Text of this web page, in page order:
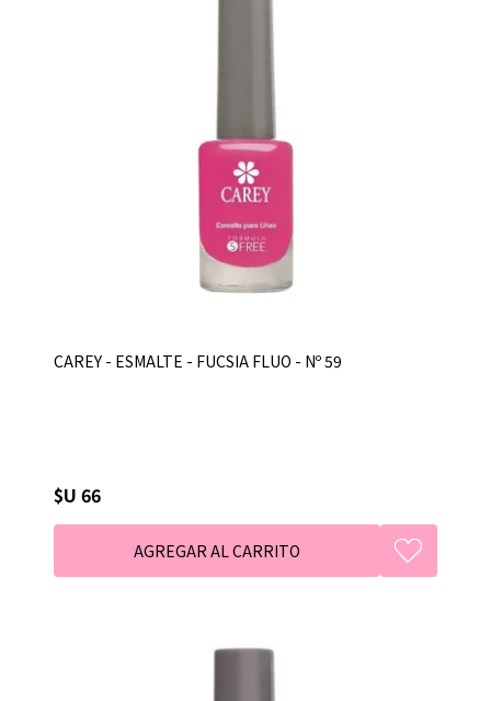
CAREY - ESMALTE - FUCSIA FLUO - Nº 59
$U 66